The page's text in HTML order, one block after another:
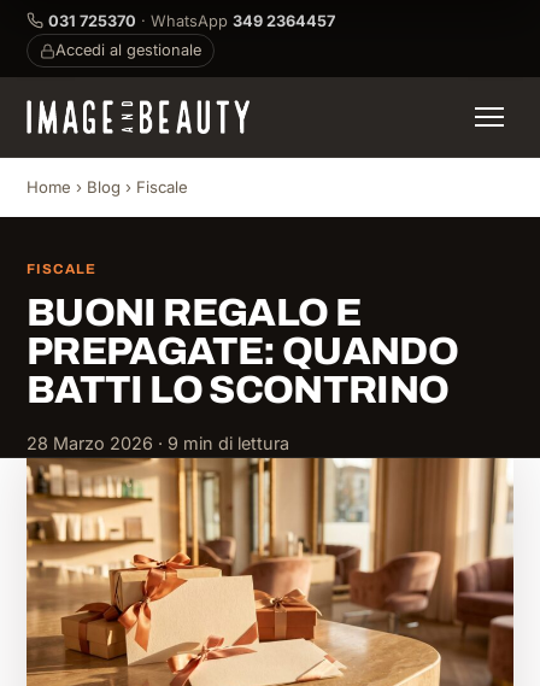
031 725370 · WhatsApp 349 2364457
Accedi al gestionale
Home › Blog › Fiscale
FISCALE
BUONI REGALO E
PREPAGATE: QUANDO
BATTI LO SCONTRINO
28 Marzo 2026 · 9 min di lettura